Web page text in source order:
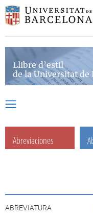
Llibre d’estil
de la Universitat de
Abreviaciones
ABREVIATURA